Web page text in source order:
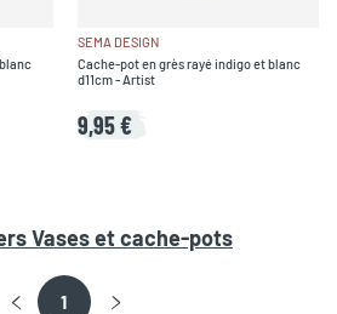
SEMA DESIGN
Cache-pot en grès rayé indigo et blanc
d11cm - Artist
9,95 €
Vases et cache-pots
1